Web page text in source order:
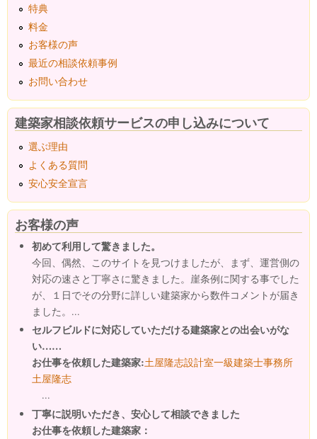
特典
料金
お客様の声
最近の相談依頼事例
お問い合わせ
建築家相談依頼サービスの申し込みについて
選ぶ理由
よくある質問
安心安全宣言
お客様の声
初めて利用して驚きました。
今回、偶然、このサイトを見つけましたが、まず、運営側の
対応の速さと丁寧さに驚きました。崖条例に関する事でした
が、１日でその分野に詳しい建築家から数件コメントが届き
ました。...
セルフビルドに対応していただける建築家との出会いがな
い……
お仕事を依頼した建築家:土屋隆志設計室一級建築士事務所
土屋隆志
...
丁寧に説明いただき、安心して相談できました
お仕事を依頼した建築家：